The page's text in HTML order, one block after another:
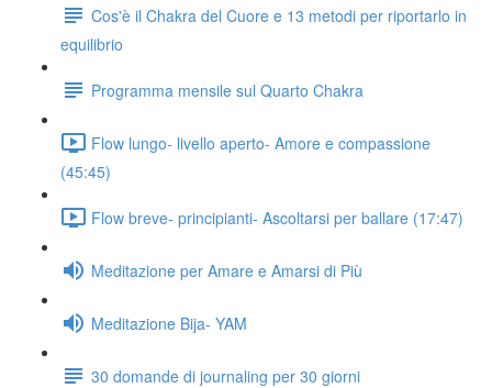
Cos'è il Chakra del Cuore e 13 metodi per riportarlo in
equilibrio
Programma mensile sul Quarto Chakra
Flow lungo- livello aperto- Amore e compassione
(45:45)
Flow breve- principianti- Ascoltarsi per ballare (17:47)
Meditazione per Amare e Amarsi di Più
Meditazione Bija- YAM
30 domande di journaling per 30 giorni